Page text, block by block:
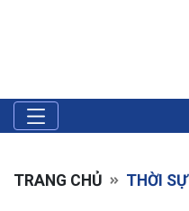
TRANG CHỦ THỜI SỰ